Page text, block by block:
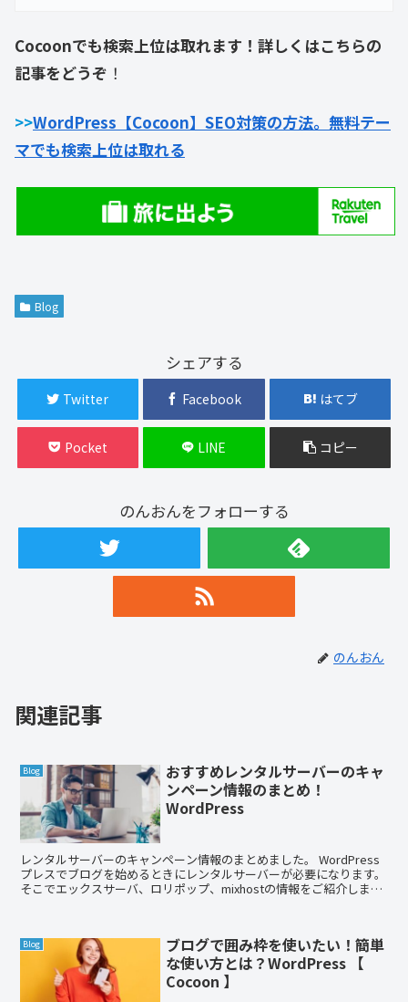
Cocoonでも検索上位は取れます！ 詳しくはこちらの
記事をどうぞ ！
>>WordPress【Cocoon】SEO対策の方法。無料テー
マでも検索上位は取れる
Blog
シェアする
Twitter Facebook はてブ
Pocket LINE コピー
のんおんをフォローする
のんおん
関連記事
Blog
おすすめレンタルサーバーのキャ
ンペーン情報のまとめ！
WordPress
レンタルサーバーのキャンペーン情報のまとめました。 WordPress
プレスでブログを始めるときにレンタルサーバーが必要になります。
そこでエックスサーバ、ロリポップ、mixhostの情報をご紹介しま
Blog
ブログで囲み枠を使いたい！簡単
な使い方とは？WordPress 【
Cocoon 】